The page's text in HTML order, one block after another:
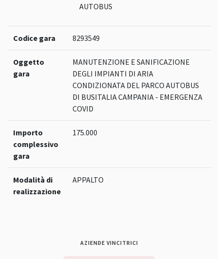
AUTOBUS
Codice gara 8293549
Oggetto
gara
MANUTENZIONE E SANIFICAZIONE
DEGLI IMPIANTI DI ARIA
CONDIZIONATA DEL PARCO AUTOBUS
DI BUSITALIA CAMPANIA - EMERGENZA
COVID
Importo
complessivo
gara
175.000
Modalità di
realizzazione
APPALTO
AZIENDE VINCITRICI